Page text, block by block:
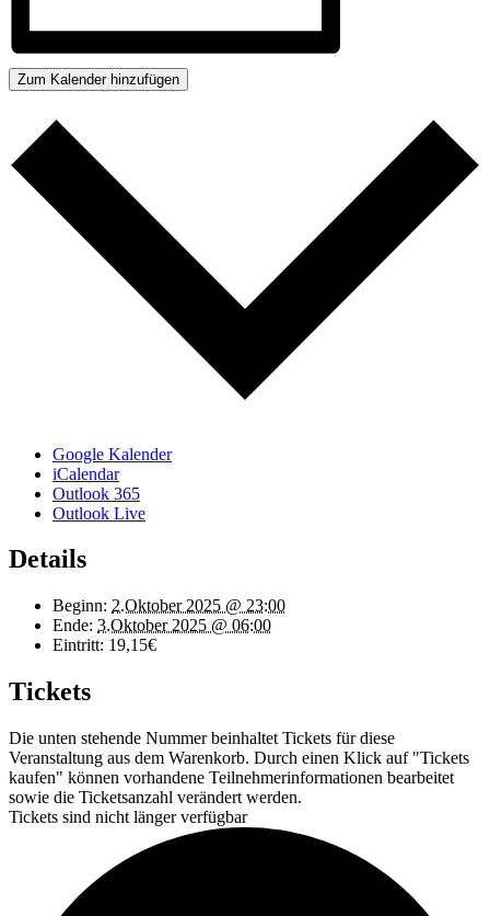
Zum Kalender hinzufügen
Google Kalender
iCalendar
Outlook 365
Outlook Live
Details
Beginn: 2.Oktober 2025 @ 23:00
Ende: 3.Oktober 2025 @ 06:00
Eintritt: 19,15€
Tickets
Die unten stehende Nummer beinhaltet Tickets für diese
Veranstaltung aus dem Warenkorb. Durch einen Klick auf "Tickets
kaufen" können vorhandene Teilnehmerinformationen bearbeitet
sowie die Ticketsanzahl verändert werden.
Tickets sind nicht länger verfügbar